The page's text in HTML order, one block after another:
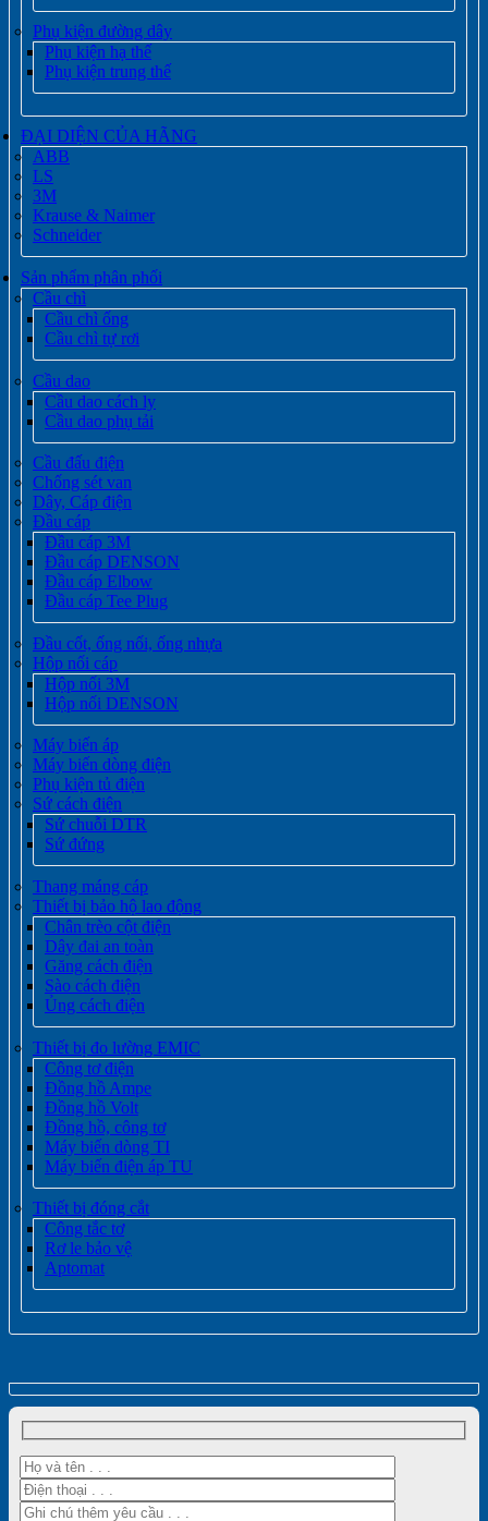
Phụ kiện đường dây
Phụ kiện hạ thế
Phụ kiện trung thế
ĐẠI DIỆN CỦA HÃNG
ABB
LS
3M
Krause & Naimer
Schneider
Sản phẩm phân phối
Cầu chì
Cầu chì ống
Cầu chì tự rơi
Cầu dao
Cầu dao cách ly
Cầu dao phụ tải
Cầu đấu điện
Chống sét van
Dây, Cáp điện
Đầu cáp
Đầu cáp 3M
Đầu cáp DENSON
Đầu cáp Elbow
Đầu cáp Tee Plug
Đầu cốt, ống nối, ống nhựa
Hộp nối cáp
Hộp nối 3M
Hộp nối DENSON
Máy biến áp
Máy biến dòng điện
Phụ kiện tủ điện
Sứ cách điện
Sứ chuỗi DTR
Sứ đứng
Thang máng cáp
Thiết bị bảo hộ lao động
Chân trèo cột điện
Dây đai an toàn
Găng cách điện
Sào cách điện
Ủng cách điện
Thiết bị đo lường EMIC
Công tơ điện
Đồng hồ Ampe
Đồng hồ Volt
Đồng hồ, công tơ
Máy biến dòng TI
Máy biến điện áp TU
Thiết bị đóng cắt
Công tắc tơ
Rơ le bảo vệ
Aptomat